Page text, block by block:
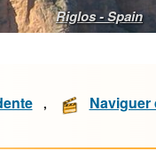
Riglos - Spain
, Naviguer